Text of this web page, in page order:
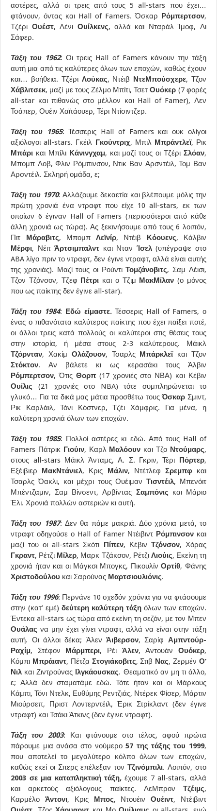
αστέρες, αλλά οι τρεις από τους 5 all-stars που έχει…
φτάνουν, όντας και Hall of Famers. Όσκαρ Ρόμπερτσον,
Τζέρι Ουέστ, Λένι Ουίλκενς, αλλά και Νταράλ Ίμοφ, Λι
Σάφερ.
Τάξη του 1962: Οι τρεις Hall of Famers κάνουν την τάξη
αυτή μια από τις καλύτερες όλων των εποχών, καθώς έχουν
και… βοήθεια. Τζέρι Λούκας, Ντέιβ ΝτεΜπούσχερε, Τζον
Χάβλιτσεκ, μαζί με τους Ζέλμο Μπίτι, ΤσετΟυόκερ (7 φορές
all-star και πιθανώς στο μέλλον και Hall of Famer), Λεν
Τσάπερ, Ουέιν Χαϊτάουερ, Τέρι Ντίσιντζερ.
Τάξη του 1965: Τέσσερις Hall of Famers και ουκ ολίγοι
αξιόλογοι all-stars. Γκέιλ Γκούντριχ, Μπιλ Μπράντλεϊ, Ρικ
Μπάρι και Μπίλι Κάνινγχαμ, και μαζί τους οι Τζέρι Σλόαν,
Μπομπ Λοβ, Φλιν Ρόμπινσον, Ντικ Βαν Αρσντέιλ, Τομ Βαν
Αρσντέιλ. Σκληρή ομάδα, ε;
Τάξη του 1970: Αλλάζουμε δεκαετία και βλέπουμε μόλις την
πρώτη χρονιά ένα ντραφτ που είχε 10 all-stars, εκ των
οποίων 6 έγιναν Hall of Famers (περισσότεροι από κάθε
άλλη χρονιά ως τώρα). Ας ξεκινήσουμε από τους 6 λοιπόν,
Πιτ Μάραβιτς, ΜπομπΛεϊνίρ, Ντέιβ Κόουενς, Κάλβιν
Μέρφι, ΝέιτΆρτσιμπαλντ και Νταν Ίσελ(υπέγραψε στο
ABA λίγο πριν το ντραφτ, δεν έγινε ντραφτ, αλλά είναι αυτής
της χρονιάς). Μαζί τους οι ΡούντιΤομζάνοβιτς, Σαμ Λέισι,
Τζον Τζόνσον, Τζεφ Πέτρι και ο Τζιμ ΜακΜίλαν(ο μόνος
που ως παίκτης δεν έγινε all-star).
Τάξη του 1984: Εδώ είμαστε.Τέσσερις Hall of Famers, ο
ένας ο πιθανότατα καλύτερος παίκτης που έχει παίξει ποτέ,
οι άλλοι τρεις κατά πολλούς οι καλύτεροι στις θέσεις τους
στην ιστορία, ή μέσα στους 2-3 καλύτερους. Μάικλ
Τζόρνταν, Χακίμ Ολάζουον, Τσαρλς Μπάρκλεϊ και Τζον
Στόκτον. Αν βάλετε κι ως κερασάκι τους Άλβιν
Ρόμπερτσον, Ότις Θορπ (17 χρονιές στο ΝΒΑ) και Κέβιν
Ουίλις (21 χρονιές στο NBA) τότε συμπληρώνεται το
γλυκό… Για τα δικά μας μάτια προσθέτω τουςΌσκαρ Σμιντ,
Ρικ Καρλάιλ, Τόνι Κόστνερ, Τζέι Χάμφρις. Για μένα, η
καλύτερη χρονιά όλων των εποχών.
Τάξη του 1985: Πολλοί αστέρες κι εδώ. Από τους Hall of
Famers Πάτρικ Γιούιν, Καρλ Μαλόουν και Τζο Ντούμαρς,
στους all-stars Μάικλ Άνταμς, Α. Σ. Γκριν, Τέρι Πόρτερ,
Εξέιβιερ ΜακΝτάνιελ, Κρις Μάλιν, Ντέτλεφ Σρεμπφ και
Τσαρλς Όακλι, και μέχρι τους ΟυέιμανΤισντέιλ, Μπενόιτ
Μπέντζαμιν, Σαμ Βίνσεντ, Αρβίντας Σαμπόνις και Μάριο
Έλι. Χρονιά πολλών αστεριών κι αυτή.
Τάξη του 1987: Δεν θα πάμε μακριά. Δύο χρόνια μετά, το
ντραφτ οδηγούσε ο Hall of Famer Ντέιβιντ Ρόμπινσον και
μαζί του οι all-stars Σκότι Πίπεν, Κέβιν Τζόνσον, Χόρας
Γκραντ, Ρέτζι Μίλερ, Μαρκ Τζάκσον, Ρέτζι Λιούις, Εκείνη τη
χρονιά ήταν και οι Μάγκσι Μπογκς, ΠικουλίνΟρτίθ, Φάνης
Χριστοδούλου και Σαρούνας Μαρτσιουλιόνις.
Τάξη του 1996: Περνάνε 10 σχεδόν χρόνια για να φτάσουμε
στην (κατ’ εμέ)δεύτερη καλύτερη τάξη όλων των εποχών.
Έντεκα all-stars ως τώρα από εκείνη τη σεζόν, με τον Μπεν
Ουάλαςνα μην έχει γίνει ντραφτ, αλλά να είναι στην τάξη
αυτή. Οι άλλοι δέκα; ΆλενΆιβερσον, Σαρίφ Αμπντούρ-
Ραχίμ, Στέφον Μάρμπερι, Ρέι Άλεν, Αντουάν Ουόκερ,
Κόμπι Μπράιαντ, Πέτζα Στογιάκοβιτς, Στιβ Νας, Ζερμέν Ο’
Νιλ και Ζιντρούνας Ιλγκάουσκας. Θεαματικό αν μη τι άλλο,
ε; Αλλά δεν σταματάμε εδώ. Τότε ήταν και οι Μάρκους
Κάμπι, Τόνι Ντελκ, Ευθύμης Ρεντζιάς, Ντέρεκ Φίσερ, Μάρτιν
Μιούρσεπ, Πριστ Λοντερντέιλ, Έρικ Στρίκλαντ (δεν έγινε
ντραφτ) και Τσάκι Άτκινς (δεν έγινε ντραφτ).
Τάξη του 2003: Και φτάνουμε στο τέλος, αφού πρώτα
πάρουμε μια ανάσα στο νούμερο57 της τάξης του 1999,
που αποτελεί το μεγαλύτερο κόλπο όλων των εποχών,
καθώς εκεί οι Σπερς επέλεξαν τονΤζινόμπιλι. Λοιπόν, στο
2003 σε μια καταπληκτική τάξη,έχουμε 7 all-stars, αλλά
και αρκετούς αξιόλογους παίκτες. ΛεΜπρον Τζέιμς,
Καρμέλο Άντονι, Κρις Μπος, ΝτουέινΟυέιντ, Ντέιβιντ